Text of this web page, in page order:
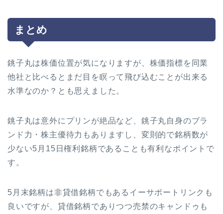
まとめ
銚子丸は株価位置が気になりますが、株価指標を同業
他社と比べるとまだ目を瞑って飛び込むことが出来る
水準なのか？とも思えました。
銚子丸は意外にプリンが絶品など、銚子丸自身のブラ
ンド力・株主優待力もありますし、変則的で銘柄数が
少ない5月15日権利銘柄であることも有利なポイントで
す。
5月末銘柄は非貸借銘柄でもあるイーサポートリンクも
良いですが、貸借銘柄でありつつ売禁のキャンドゥも